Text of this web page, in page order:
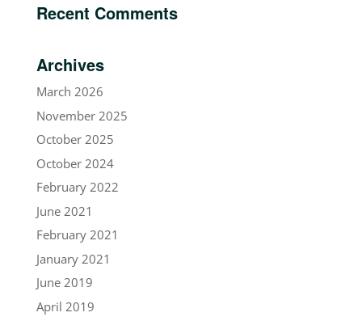
Recent Comments
Archives
March 2026
November 2025
October 2025
October 2024
February 2022
June 2021
February 2021
January 2021
June 2019
April 2019